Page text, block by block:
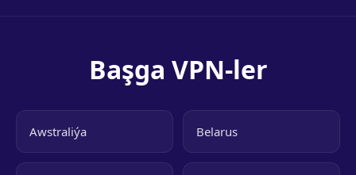
Başga VPN-ler
Awstraliýa Belarus